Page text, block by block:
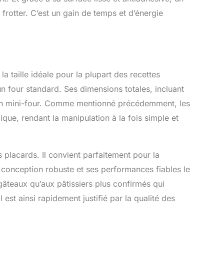
C’est un gain de temps et d’énergie
taille idéale pour la plupart des recettes
four standard. Ses dimensions totales, incluant
four. Comme mentionné précédemment, les
rendant la manipulation à la fois simple et
Il convient parfaitement pour la
robuste et ses performances fiables le
qu’aux pâtissiers plus confirmés qui
est ainsi rapidement justifié par la qualité des